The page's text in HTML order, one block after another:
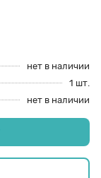
нет в наличии
1 шт.
нет в наличии